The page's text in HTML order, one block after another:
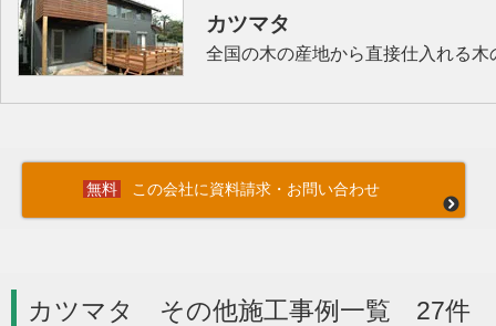
カツマタ
全国の木の産地から直接仕入れる
この会社に資料請求・お問い合わせ
カツマタ その他施工事例一覧 27件